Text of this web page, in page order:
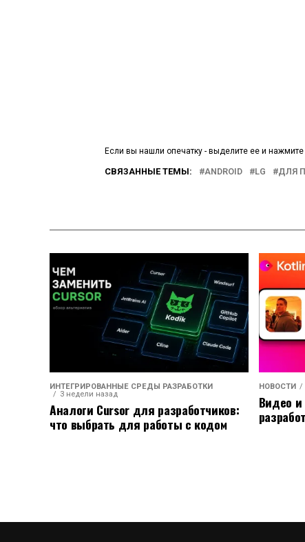
Если вы нашли опечатку - выделите ее и
СВЯЗАННЫЕ ТЕМЫ: ANDROID LG ДЛЯ
ИНТЕГРИРОВАННЫЕ СРЕДЫ РАЗРАБОТКИ
3 недели назад
Аналоги Cursor для разработчиков:
что выбрать для работы с кодом
НОВОСТИ
Видео